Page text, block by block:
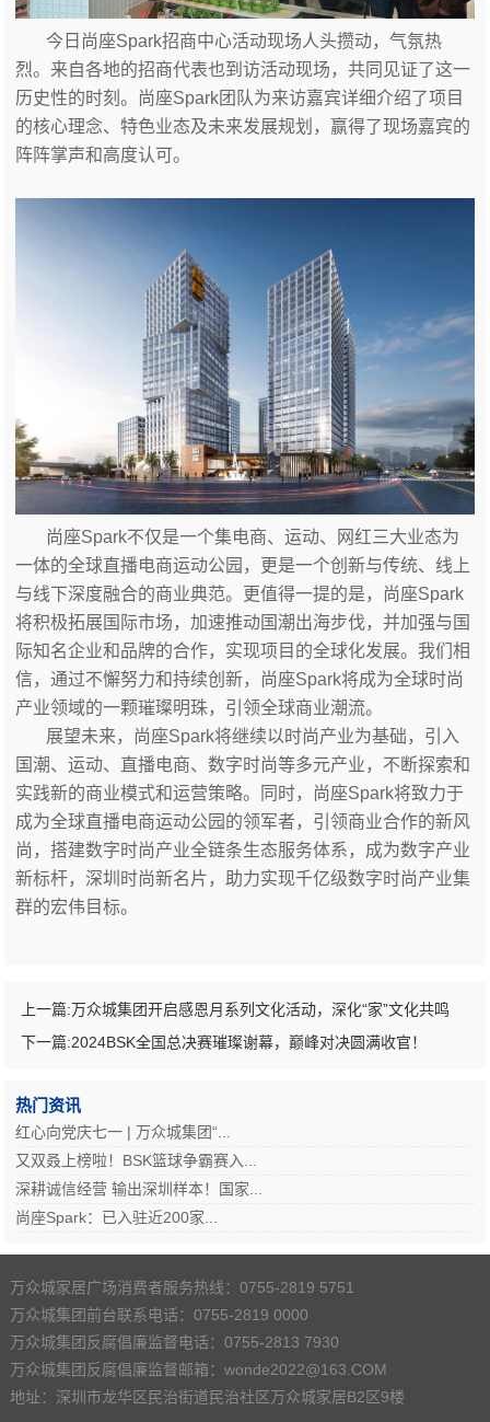
今日 尚座Spark招商中心活动现场人头攒动，气氛热
烈。来自各地的招商代表也到访活动现场 ，共同见证了这一
历史性的时刻。 尚座Spark团队为来访嘉宾详细介绍了项目
的核心理念、特色业态及未来发展规划，赢得了现场嘉宾的
阵阵掌声和高度认可。
尚座Spark不仅是一个集电商、运动、网红三大业态为
一体的全球直播电商运动公园，更是一个创新与传统、线上
与线下深度融合的商业典范。 更值得一提的是， 尚座Spark
将积极拓展国际市场， 加速推动国潮出海步伐，并加强与国
际知名企业和品牌的合作， 实现项目的全球化发展。我们相
信，通过不懈努力和持续创新，尚座Spark将成为全球时尚
产业领域的一颗璀璨明珠，引领全球商业潮流。
展望未来，尚座Spark将继续以时尚产业为基础，引入
国潮、运动、直播电商、数字时尚等多元产业，不断探索和
实践新的商业模式和运营策略。同时，尚座Spark将致力于
成为全球直播电商运动公园的领军者，引领商业合作的新风
尚，搭建数字时尚产业全链条生态服务体系，成为数字产业
新标杆，深圳时尚新名片，助力实现千亿级数字时尚产业集
群的宏伟目标。
上一篇:万众城集团开启感恩月系列文化活动，深化“家”文化共鸣
下一篇:2024BSK全国总决赛璀璨谢幕，巅峰对决圆满收官！
热门资讯
红心向党庆七一 | 万众城集团“...
又双叒上榜啦！BSK篮球争霸赛入...
深耕诚信经营 输出深圳样本！国家...
尚座Spark：已入驻近200家...
万众城家居广场消费者服务热线：0755-2819 5751
万众城集团前台联系电话：0755-2819 0000
万众城集团反腐倡廉监督电话：0755-2813 7930
万众城集团反腐倡廉监督邮箱：wonde2022@163.COM
地址：深圳市龙华区民治街道民治社区万众城家居B2区9楼